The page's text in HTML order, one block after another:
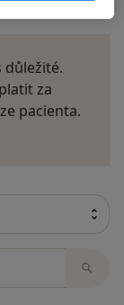
důležité.
za
pacienta.